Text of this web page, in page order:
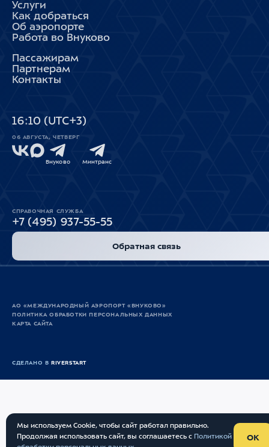
Услуги
Как добраться
Об аэропорте
Работа во Внуково
Пассажирам
Партнерам
Контакты
16:10 (UTC+3)
06 АВГУСТА, ЧЕТВЕРГ
Внуково Минтранс
СПРАВОЧНАЯ СЛУЖБА
+7 (495) 937-55-55
Обратная связь
АО «МЕЖДУНАРОДНЫЙ АЭРОПОРТ «ВНУКОВО»
ПОЛИТИКА ОБРАБОТКИ ПЕРСОНАЛЬНЫХ ДАННЫХ
КАРТА САЙТА
СДЕЛАНО В RIVERSTART
Мы используем Cookie, чтобы сайт работал правильно.
Продолжая использовать сайт, вы соглашаетесь с
Политикой
OK